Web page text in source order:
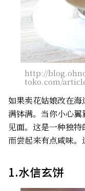
http://
toko.com/
如果卖花姑娘改在
满钵满。当你小心
见面。这是一种独
而尝起来有点咸味。
1.水信玄饼